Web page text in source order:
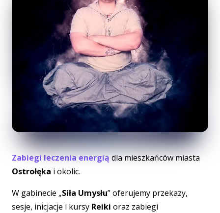
Zabiegi leczenia energią dla mieszkańców miasta
Ostrołęka i okolic.
W gabinecie „Siła Umysłu” oferujemy przekazy,
sesje, inicjacje i kursy Reiki oraz zabiegi